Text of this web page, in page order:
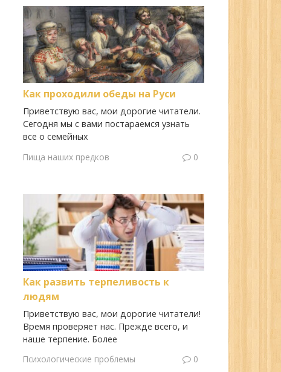
Как проходили обеды на Руси
Приветствую вас, мои дорогие читатели.
Сегодня мы с вами постараемся узнать
все о семейных
Пища наших предков
0
Как развить терпеливость к
людям
Приветствую вас, мои дорогие читатели!
Время проверяет нас. Прежде всего, и
наше терпение. Более
Психологические проблемы
0